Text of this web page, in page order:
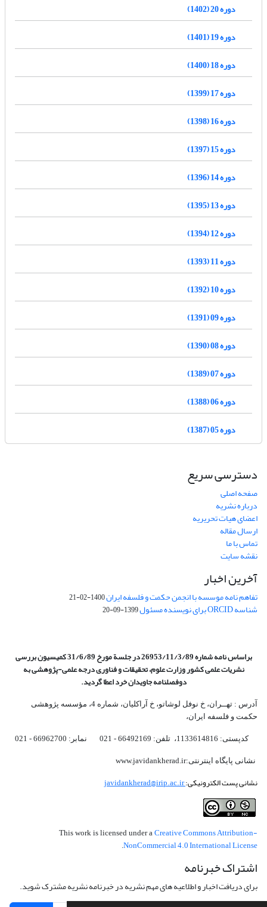
دوره 20 (1402)
دوره 19 (1401)
دوره 18 (1400)
دوره 17 (1399)
دوره 16 (1398)
دوره 15 (1397)
دوره 14 (1396)
دوره 13 (1395)
دوره 12 (1394)
دوره 11 (1393)
دوره 10 (1392)
دوره 09 (1391)
دوره 08 (1390)
دوره 07 (1389)
دوره 06 (1388)
دوره 05 (1387)
دسترسی سریع
صفحه اصلی
درباره نشریه
اعضای هیات تحریریه
ارسال مقاله
تماس با ما
نقشه سایت
آخرین اخبار
تفاهم نامه موسسه با انجمن حکمت و فلسفه ایران1400-02-21
شناسه ORCID برای نویسنده مسئول 1399-09-20
براساس نامه شماره 26953/11/3/89 در جلسة مورخ 31/6/89 کمیسیون
بررسی
نشریات علمی کشور وزارت علوم، تحقیقات و فناوری درجه علمی‌-پژوهشیبه
دوفصلنامه جاویدان خرد اعطا گردید.
آدرس : تهــران، خ نوفل لوشاتو، خ آراکلیان، شماره 4،‌ مؤسسه پژوهشی
حکمت و فلسفه ایران،‌
کدپستی: 1133614816، تلفن: 66492169 - 021 نمابر: 66962700 - 021
نشانی پایگاه اینترنتی:www.javidankherad.ir
نشانی پست الکترونیکی:javidankherad@irip.ac.ir
This work is licensed under a Creative Commons Attribution-
NonCommercial 4.0 International License
اشتراک خبرنامه
برای دریافت اخبار و اطلاعیه های مهم نشریه در خبرنامه نشریه مشترک شوید.